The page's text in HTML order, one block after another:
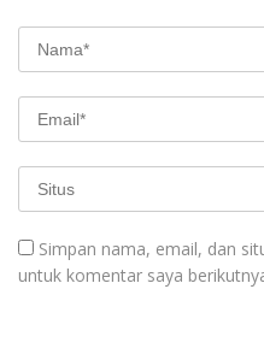
Simpan nama, email, dan
untuk komentar saya